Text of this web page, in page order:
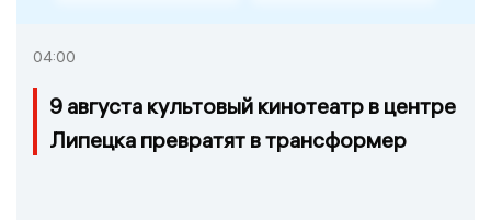
04:00
9 августа культовый кинотеатр в центре
Липецка превратят в трансформер